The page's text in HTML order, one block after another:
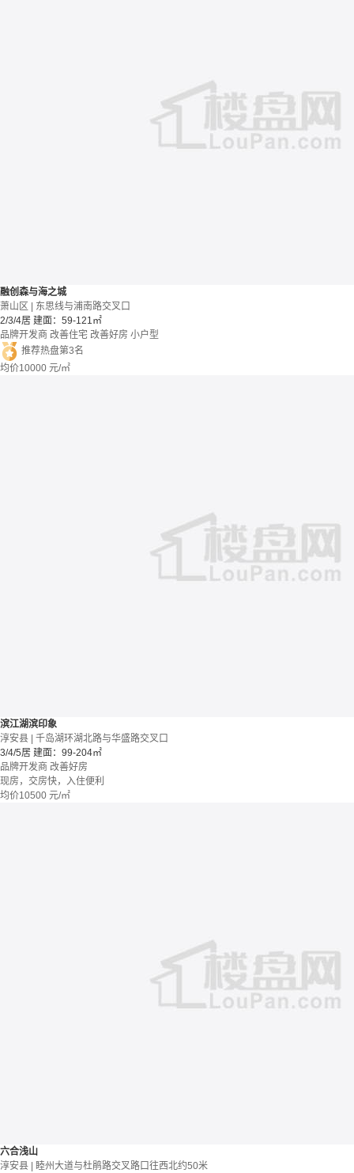
融创森与海之城
萧山区 | 东思线与浦南路交叉口
2/3/4居 建面：59-121㎡
品牌开发商 改善住宅 改善好房 小户型
推荐热盘第3名
均价10000 元/㎡
滨江湖滨印象
淳安县 | 千岛湖环湖北路与华盛路交叉口
3/4/5居 建面：99-204㎡
品牌开发商 改善好房
现房，交房快，入住便利
均价10500 元/㎡
六合浅山
淳安县 | 睦州大道与杜鹃路交叉路口往西北约50米